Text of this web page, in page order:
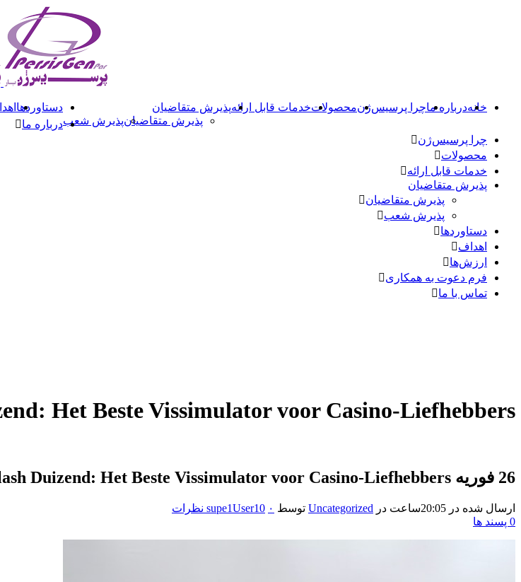
خانهدرباره ماچرا پرسیس‌ژنمحصولاتخدمات قابل ارائهپذیرش متقاضیان
پذیرش متقاضیانپذیرش شعب
دستاوردها
درباره ما
چرا پرسیس‌ژن
محصولات
خدمات قابل ارائه
پذیرش متقاضیان
پذیرش متقاضیان
پذیرش شعب
دستاوردها
اهداف
ارزش‌ها
فرم دعوت به همکاری
تماس با ما
Het Beste Vissimulator voor Casino-Liefhebbers
26 فوریه
ارسال شده در 20:05ساعت در Uncategorized توسط supe1User10 ۰ نظرات
0 پسند ها